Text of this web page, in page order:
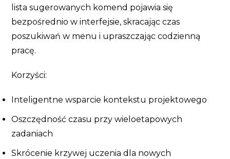
lista sugerowanych komend pojawia się
bezpośrednio w interfejsie, skracając czas
poszukiwań w menu i upraszczając codzienną
pracę.
Korzyści:
Inteligentne wsparcie kontekstu projektowego
Oszczędność czasu przy wieloetapowych
zadaniach
Skrócenie krzywej uczenia dla nowych